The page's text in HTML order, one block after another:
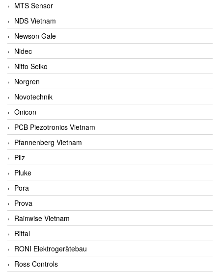
MTS Sensor
NDS Vietnam
Newson Gale
Nidec
Nitto Seiko
Norgren
Novotechnik
Onicon
PCB Piezotronics Vietnam
Pfannenberg Vietnam
Pilz
Pluke
Pora
Prova
Rainwise Vietnam
Rittal
RONI Elektrogerätebau
Ross Controls